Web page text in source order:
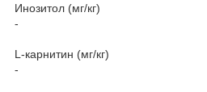
Инозитол (мг/кг)
-
L-карнитин (мг/кг)
-